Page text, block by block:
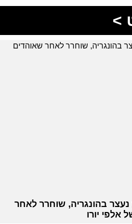
>
בהונגריה, שוחרר לאחר
אלפי יורו